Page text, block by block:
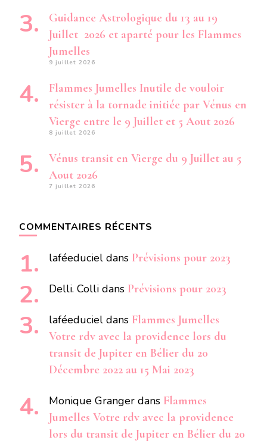
Guidance Astrologique du 13 au 19
Juillet 2026 et aparté pour les Flammes
Jumelles
9 juillet 2026
Flammes Jumelles Inutile de vouloir
résister à la tornade initiée par Vénus en
Vierge entre le 9 Juillet et 5 Aout 2026
8 juillet 2026
Vénus transit en Vierge du 9 Juillet au 5
Aout 2026
7 juillet 2026
COMMENTAIRES RÉCENTS
laféeduciel dans Prévisions pour 2023
Delli. Colli dans Prévisions pour 2023
laféeduciel dans Flammes Jumelles
Votre rdv avec la providence lors du
transit de Jupiter en Bélier du 20
Décembre 2022 au 15 Mai 2023
Monique Granger dans Flammes
Jumelles Votre rdv avec la providence
lors du transit de Jupiter en Bélier du 20